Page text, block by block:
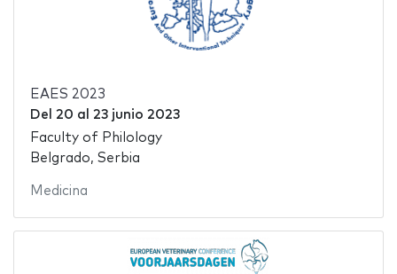
EAES 2023
Del 20 al 23 junio 2023
Faculty of Philology
Belgrado, Serbia
Medicina